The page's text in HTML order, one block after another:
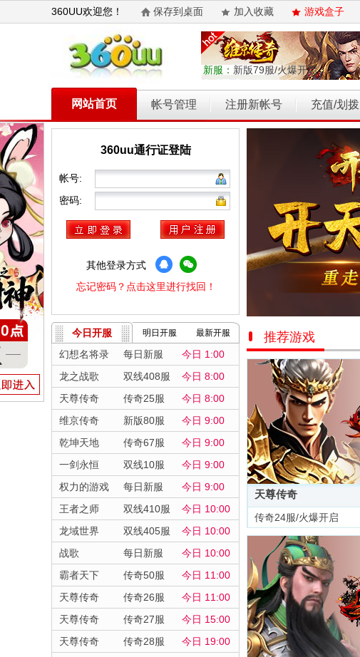
360UU欢迎您！ 保存到桌面 加入收藏 游戏盒子
新服： 新版79服/火爆开启
网站首页 帐号管理 注册新帐号 充值/划拨
360uu通行证登陆
帐号:
密码:
其他登录方式
忘记密码？点击这里进行找回！
今日开服 明日开服 最新开服
幻想名将录 每日新服
今日 1:00
龙之战歌
双线408服
今日 8:00
天尊传奇
传奇25服
今日 8:00
维京传奇
新版80服
今日 9:00
乾坤天地
传奇67服
今日 9:00
一剑永恒
双线10服
今日 9:00
权力的游戏
每日新服
今日 9:00
王者之师
双线410服
今日 10:00
龙域世界
双线405服
今日 10:00
战歌
每日新服
今日 10:00
霸者天下
传奇50服
今日 11:00
天尊传奇
传奇26服
今日 11:00
天尊传奇
传奇27服
今日 15:00
天尊传奇
传奇28服
今日 19:00
推荐游戏
天尊传奇
传奇24服/火爆开启